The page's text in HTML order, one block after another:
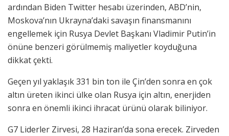
ardından Biden Twitter hesabı üzerinden, ABD’nin,
Moskova’nın Ukrayna’daki savaşın finansmanını
engellemek için Rusya Devlet Başkanı Vladimir Putin’in
önüne benzeri görülmemiş maliyetler koyduğuna
dikkat çekti.
Geçen yıl yaklaşık 331 bin ton ile Çin’den sonra en çok
altın üreten ikinci ülke olan Rusya için altın, enerjiden
sonra en önemli ikinci ihracat ürünü olarak biliniyor.
G7 Liderler Zirvesi, 28 Haziran’da sona erecek. Zirveden